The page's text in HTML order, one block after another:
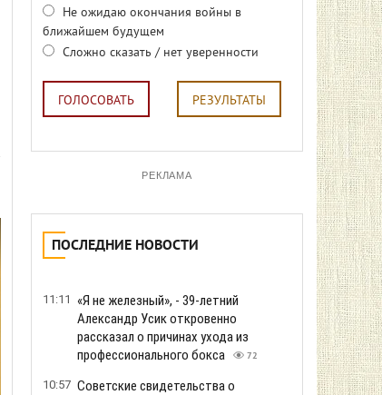
Не ожидаю окончания войны в
ближайшем будущем
Сложно сказать / нет уверенности
ГОЛОСОВАТЬ РЕЗУЛЬТАТЫ
РЕКЛАМА
ПОСЛЕДНИЕ НОВОСТИ
11:11
«Я не железный», - 39-летний
Александр Усик откровенно
рассказал о причинах ухода из
профессионального бокса
72
10:57 Советские свидетельства о